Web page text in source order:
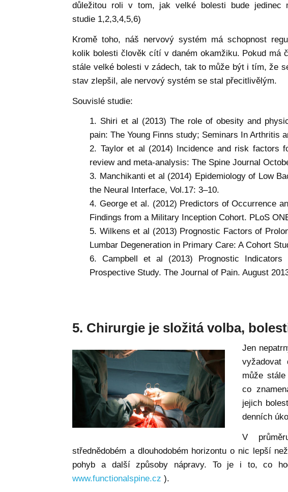
důležitou roli v tom, jak velké bolesti bude jedinec
studie 1,2,3,4,5,6)
Kromě toho, náš nervový systém má schopnost
kolik bolesti člověk cítí v daném okamžiku. Pokud má
stále velké bolesti v zádech, tak to může být i tím, že
stav zlepšil, ale nervový systém se stal přecitlivělým.
Souvislé studie:
Shiri et al (2013) The role of obesity and
pain: The Young Finns study; Seminars In Arthritis
Taylor et al (2014) Incidence and risk factors
review and meta-analysis: The Spine Journal
Manchikanti et al (2014) Epidemiology of Low
the Neural Interface, Vol.17: 3–10.
George et al. (2012) Predictors of Occurrence
Findings from a Military Inception Cohort. PLoS
Wilkens et al (2013) Prognostic Factors of
Lumbar Degeneration in Primary Care: A Cohort
Campbell et al (2013) Prognostic
Prospective Study. The Journal of Pain. August
5. Chirurgie je složitá volba,
Jen
vyžadovat
může
co
jejich
denních
V
střednědobém a dlouhodobém horizontu o nic lepší
pohyb a další způsoby nápravy. To je i to, co
www.functionalspine.cz ).